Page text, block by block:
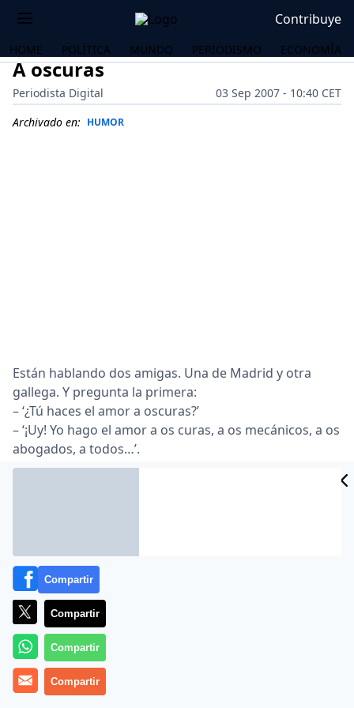
Contribuye
HOME POLÍTICA MUNDO PERIODISMO ECONOMÍA
A oscuras
Periodista Digital
03 Sep 2007 - 10:40 CET
Archivado en: HUMOR
Están hablando dos amigas. Una de Madrid y otra
gallega. Y pregunta la primera:
– ‘¿Tú haces el amor a oscuras?’
– ‘¡Uy! Yo hago el amor a os curas, a os mecánicos, a os
abogados, a todos…’.
MÁS EN HUMOR
Compartir
Compartir
Compartir
Compartir